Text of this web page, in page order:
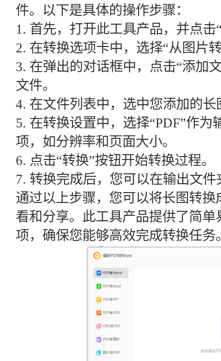
件。以下是具体的操作步骤：
1. 首先，打开此工具产品，并点击
2. 在转换选项卡中，选择“从图片
3. 在弹出的对话框中，点击“添加
文件。
4. 在文件列表中，选中您添加的
5. 在转换设置中，选择“PDF”作
项，如分辨率和页面大小。
6. 点击“转换”按钮开始转换过程。
7. 转换完成后，您可以在输出文
通过以上步骤，您可以将长图转
看和分享。此工具产品提供了简
项，确保您能够高效完成转换任务